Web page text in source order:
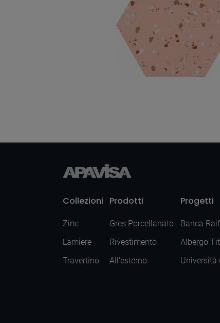
Collezioni
Zinc
Lamiere
Travertino
Prodotti
Gres Porcellanato
Rivestimento
All'esterno
Progetti
Banca
Albergo
Università